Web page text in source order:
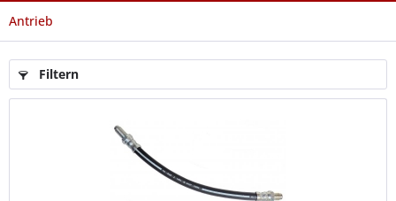
Antrieb
Filtern